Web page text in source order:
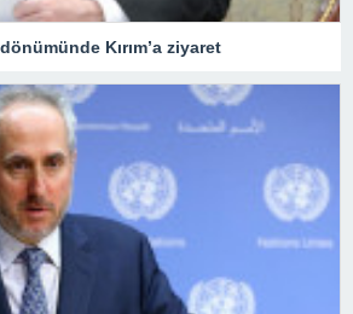
Kırım’a ziyaret